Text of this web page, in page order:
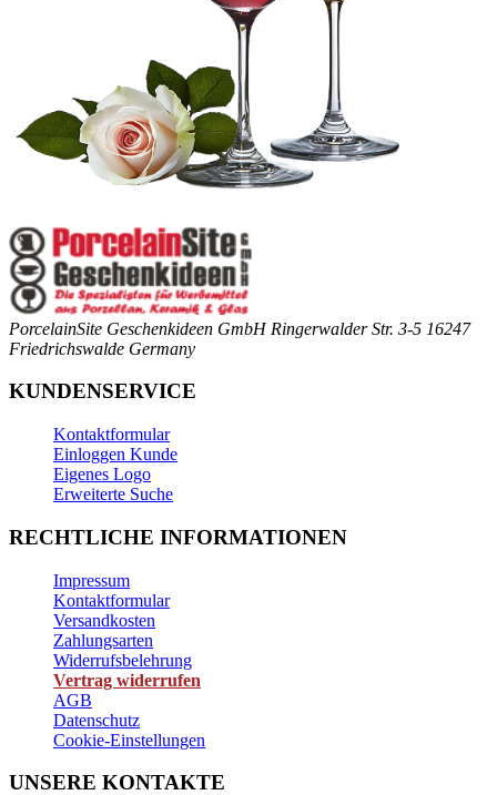
PorcelainSite Geschenkideen GmbH Ringerwalder Str. 3-5 16247
Friedrichswalde Germany
KUNDENSERVICE
Kontaktformular
Einloggen Kunde
Eigenes Logo
Erweiterte Suche
RECHTLICHE INFORMATIONEN
Impressum
Kontaktformular
Versandkosten
Zahlungsarten
Widerrufsbelehrung
Vertrag widerrufen
AGB
Datenschutz
Cookie-Einstellungen
UNSERE KONTAKTE